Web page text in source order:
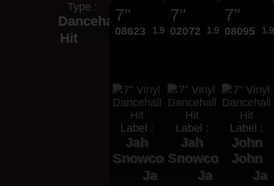
Type :
Dancehall
Hit
7"
08623 1.99€
Label :
Jah
Snowcone
Ja
7"
02072 1.99€
Label :
Jah
Snowcone
Ja
7"
08095
Label :
John
John
Ja